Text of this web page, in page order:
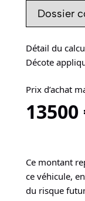
Détail du
Décote
Prix d’achat
13500
Ce montant
ce véhicule,
du risque